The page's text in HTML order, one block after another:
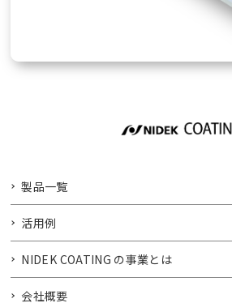
製品一覧
活用例
NIDEK COATING の事業とは
会社概要